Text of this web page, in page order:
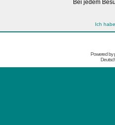
Bei jedem
Ich
Powered by